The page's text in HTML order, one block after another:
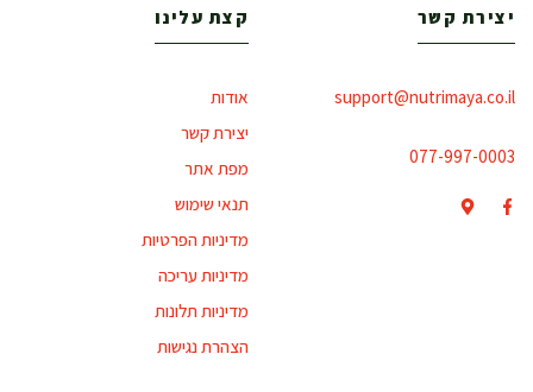
יצירת קשר
support@nutrimaya.co.il
077-997-0003
קצת עלינו
אודות
יצירת קשר
מפת אתר
תנאי שימוש
מדיניות הפרטיות
מדיניות עריכה
מדיניות תלונות
הצהרת נגישות